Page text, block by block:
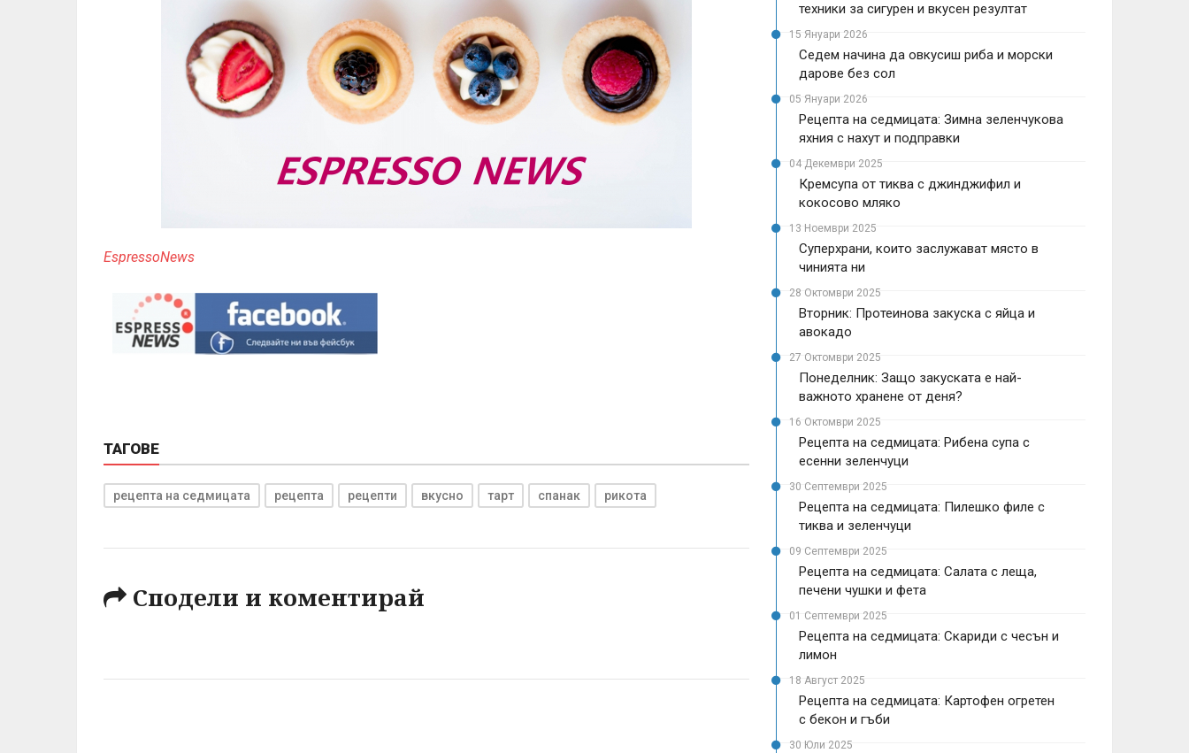
EspressoNews
ТАГОВЕ
рецепта на седмицата рецепта рецепти вкусно тарт спанак рикота
Сподели и коментирай
техники за сигурен и вкусен резултат
15 Януари 2026
Седем начина да овкусиш риба и морски
дарове без сол
05 Януари 2026
Рецепта на седмицата: Зимна зеленчукова
яхния с нахут и подправки
04 Декември 2025
Кремсупа от тиква с джинджифил и
кокосово мляко
13 Ноември 2025
Суперхрани, които заслужават място в
чинията ни
28 Октомври 2025
Вторник: Протеинова закуска с яйца и
авокадо
27 Октомври 2025
Понеделник: Защо закуската е най-
важното хранене от деня?
16 Октомври 2025
Рецепта на седмицата: Рибена супа с
есенни зеленчуци
30 Септември 2025
Рецепта на седмицата: Пилешко филе с
тиква и зеленчуци
09 Септември 2025
Рецепта на седмицата: Салата с леща,
печени чушки и фета
01 Септември 2025
Рецепта на седмицата: Скариди с чесън и
лимон
18 Август 2025
Рецепта на седмицата: Картофен огретен
с бекон и гъби
30 Юли 2025